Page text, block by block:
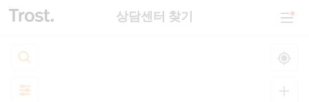
상담센터 찾기